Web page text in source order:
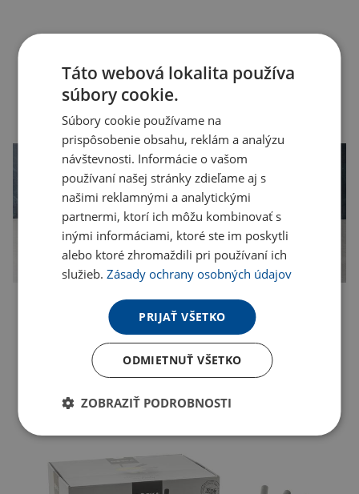
Táto webová lokalita používa
súbory cookie.
Súbory cookie používame na
prispôsobenie obsahu, reklám a analýzu
návštevnosti. Informácie o vašom
používaní našej stránky zdieľame aj s
našimi reklamnými a analytickými
partnermi, ktorí ich môžu kombinovať s
inými informáciami, ktoré ste im poskytli
alebo ktoré zhromaždili pri používaní ich
služieb.Zásady ochrany osobných údajov
PRIJAŤ VŠETKO
ODMIETNUŤ VŠETKO
ZOBRAZIŤ PODROBNOSTI